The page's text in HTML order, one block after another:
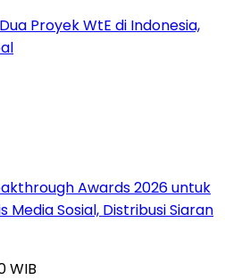
Dua Proyek WtE di Indonesia,
Awards 2026 untuk
Media Sosial, Distribusi Siaran
WIB